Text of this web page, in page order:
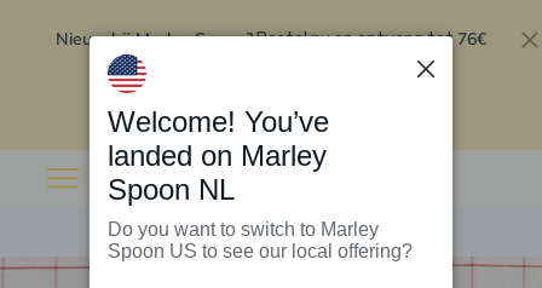
Nieuw bij Marley Spoon?Bestel nu en ontvang tot 76€
Welcome! You’ve
landed on Marley
Spoon NL
Do you want to switch to Marley
Spoon US to see our local offering?